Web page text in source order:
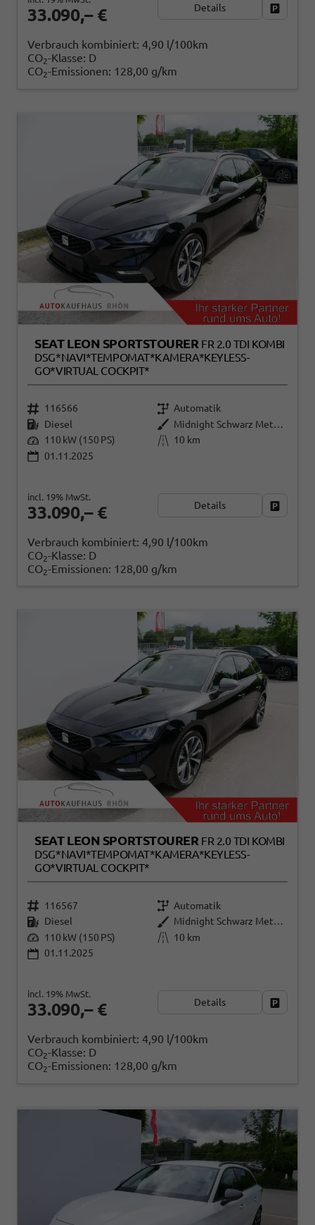
33.090,– € Details
Verbrauch kombiniert:4,90 l/100km
CO2-Klasse: D
CO2-Emissionen: 128,00 g/km
SEAT LEON SPORTSTOURER FR 2.0 TDI KOMBI
DSG*NAVI*TEMPOMAT*KAMERA*KEYLESS-
GO*VIRTUAL COCKPIT*
116566
Automatik
Diesel
Midnight Schwarz Metallic
110 kW (150 PS)
10 km
01.11.2025
33.090,– €
incl. 19% MwSt.
Details
Verbrauch kombiniert:4,90 l/100km
CO2-Klasse: D
CO2-Emissionen: 128,00 g/km
SEAT LEON SPORTSTOURER FR 2.0 TDI KOMBI
DSG*NAVI*TEMPOMAT*KAMERA*KEYLESS-
GO*VIRTUAL COCKPIT*
116567
Automatik
Diesel
Midnight Schwarz Metallic
110 kW (150 PS)
10 km
01.11.2025
33.090,– €
incl. 19% MwSt.
Details
Verbrauch kombiniert:4,90 l/100km
CO2-Klasse: D
CO2-Emissionen: 128,00 g/km